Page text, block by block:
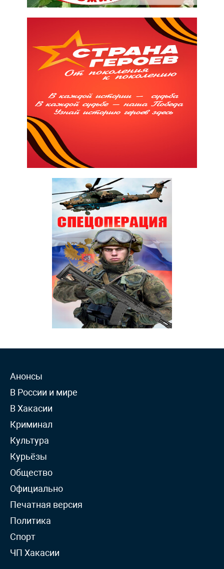
Анонсы
В России и мире
В Хакасии
Криминал
Культура
Курьёзы
Общество
Официально
Печатная версия
Политика
Спорт
ЧП Хакасии